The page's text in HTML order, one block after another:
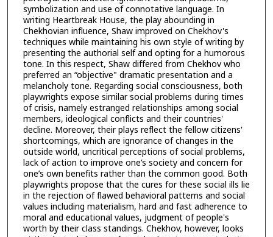
symbolization and use of connotative language. In
writing Heartbreak House, the play abounding in
Chekhovian influence, Shaw improved on Chekhov's
techniques while maintaining his own style of writing by
presenting the authorial self and opting for a humorous
tone. In this respect, Shaw differed from Chekhov who
preferred an “objective" dramatic presentation and a
melancholy tone. Regarding social consciousness, both
playwrights expose similar social problems during times
of crisis, namely estranged relationships among social
members, ideological conflicts and their countries'
decline. Moreover, their plays reflect the fellow citizens'
shortcomings, which are ignorance of changes in the
outside world, uncritical perceptions of social problems,
lack of action to improve one’s society and concern for
one’s own benefits rather than the common good. Both
playwrights propose that the cures for these social ills lie
in the rejection of flawed behavioral patterns and social
values including materialism, hard and fast adherence to
moral and educational values, judgment of people's
worth by their class standings. Chekhov, however, looks